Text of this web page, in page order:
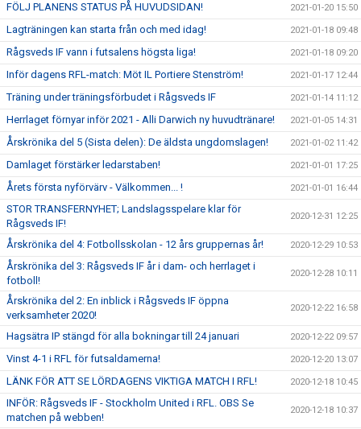
FÖLJ PLANENS STATUS PÅ HUVUDSIDAN! 2021-01-20 15:50
Lagträningen kan starta från och med idag! 2021-01-18 09:48
Rågsveds IF vann i futsalens högsta liga! 2021-01-18 09:20
Inför dagens RFL-match: Möt IL Portiere Stenström! 2021-01-17 12:44
Träning under träningsförbudet i Rågsveds IF 2021-01-14 11:12
Herrlaget förnyar inför 2021 - Alli Darwich ny huvudtränare! 2021-01-05 14:31
Årskrönika del 5 (Sista delen): De äldsta ungdomslagen! 2021-01-02 11:42
Damlaget förstärker ledarstaben! 2021-01-01 17:25
Årets första nyförvärv - Välkommen... ! 2021-01-01 16:44
STOR TRANSFERNYHET; Landslagsspelare klar för
Rågsveds IF!
2020-12-31 12:25
Årskrönika del 4: Fotbollsskolan - 12 års gruppernas år! 2020-12-29 10:53
Årskrönika del 3: Rågsveds IF år i dam- och herrlaget i
fotboll!
2020-12-28 10:11
Årskrönika del 2: En inblick i Rågsveds IF öppna
verksamheter 2020!
2020-12-22 16:58
Hagsätra IP stängd för alla bokningar till 24 januari 2020-12-22 09:57
Vinst 4-1 i RFL för futsaldamerna! 2020-12-20 13:07
LÄNK FÖR ATT SE LÖRDAGENS VIKTIGA MATCH I RFL! 2020-12-18 10:45
INFÖR: Rågsveds IF - Stockholm United i RFL. OBS Se
matchen på webben!
2020-12-18 10:37